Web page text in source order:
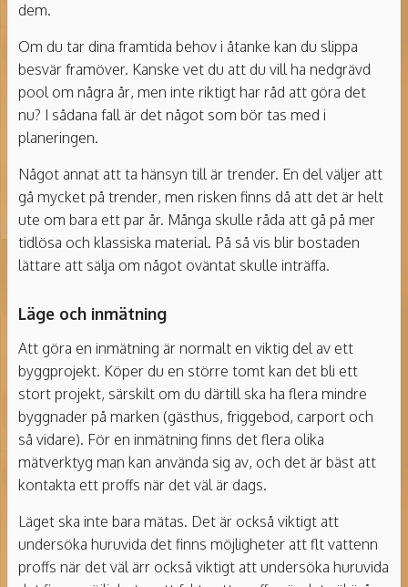
dem.
Om du tar dina framtida behov i åtanke kan du slippa
besvär framöver. Kanske vet du att du vill ha nedgrävd
pool om några år, men inte riktigt har råd att göra det
nu? I sådana fall är det något som bör tas med i
planeringen.
Något annat att ta hänsyn till är trender. En del väljer att
gå mycket på trender, men risken finns då att det är helt
ute om bara ett par år. Många skulle råda att gå på mer
tidlösa och klassiska material. På så vis blir bostaden
lättare att sälja om något oväntat skulle inträffa.
Läge och inmätning
Att göra en inmätning är normalt en viktig del av ett
byggprojekt. Köper du en större tomt kan det bli ett
stort projekt, särskilt om du därtill ska ha flera mindre
byggnader på marken (gästhus, friggebod, carport och
så vidare). För en inmätning finns det flera olika
mätverktyg man kan använda sig av, och det är bäst att
kontakta ett proffs när det väl är dags.
Läget ska inte bara mätas. Det är också viktigt att
undersöka huruvida det finns möjligheter att flt vattenn
proffs när det väl ärr också viktigt att undersöka huruvida